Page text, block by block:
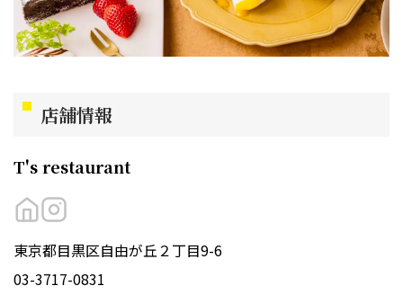
店舗情報
T's restaurant
東京都目黒区自由が丘２丁目9-6
03-3717-0831